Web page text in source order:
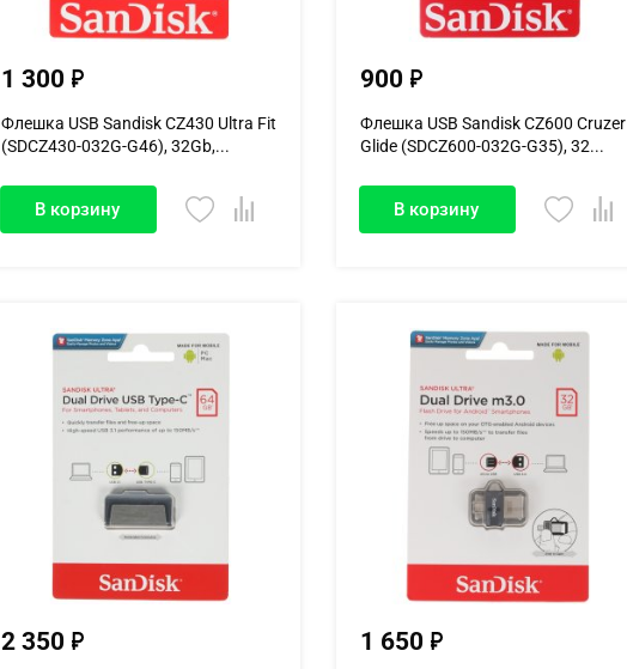
1 300
Флешка USB Sandisk CZ430 Ultra Fit
(SDCZ430-032G-G46), 32Gb,...
В корзину
900
Флешка USB Sandisk CZ600 Cruzer
Glide (SDCZ600-032G-G35), 32...
В корзину
2 350 1 650